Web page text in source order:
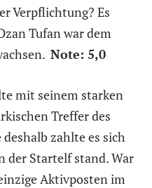
Verpflichtung? Es
Tufan war dem
Note: 5,0
mit seinem starken
Treffer des
zahlte es sich
der Startelf stand. War
Aktivposten im